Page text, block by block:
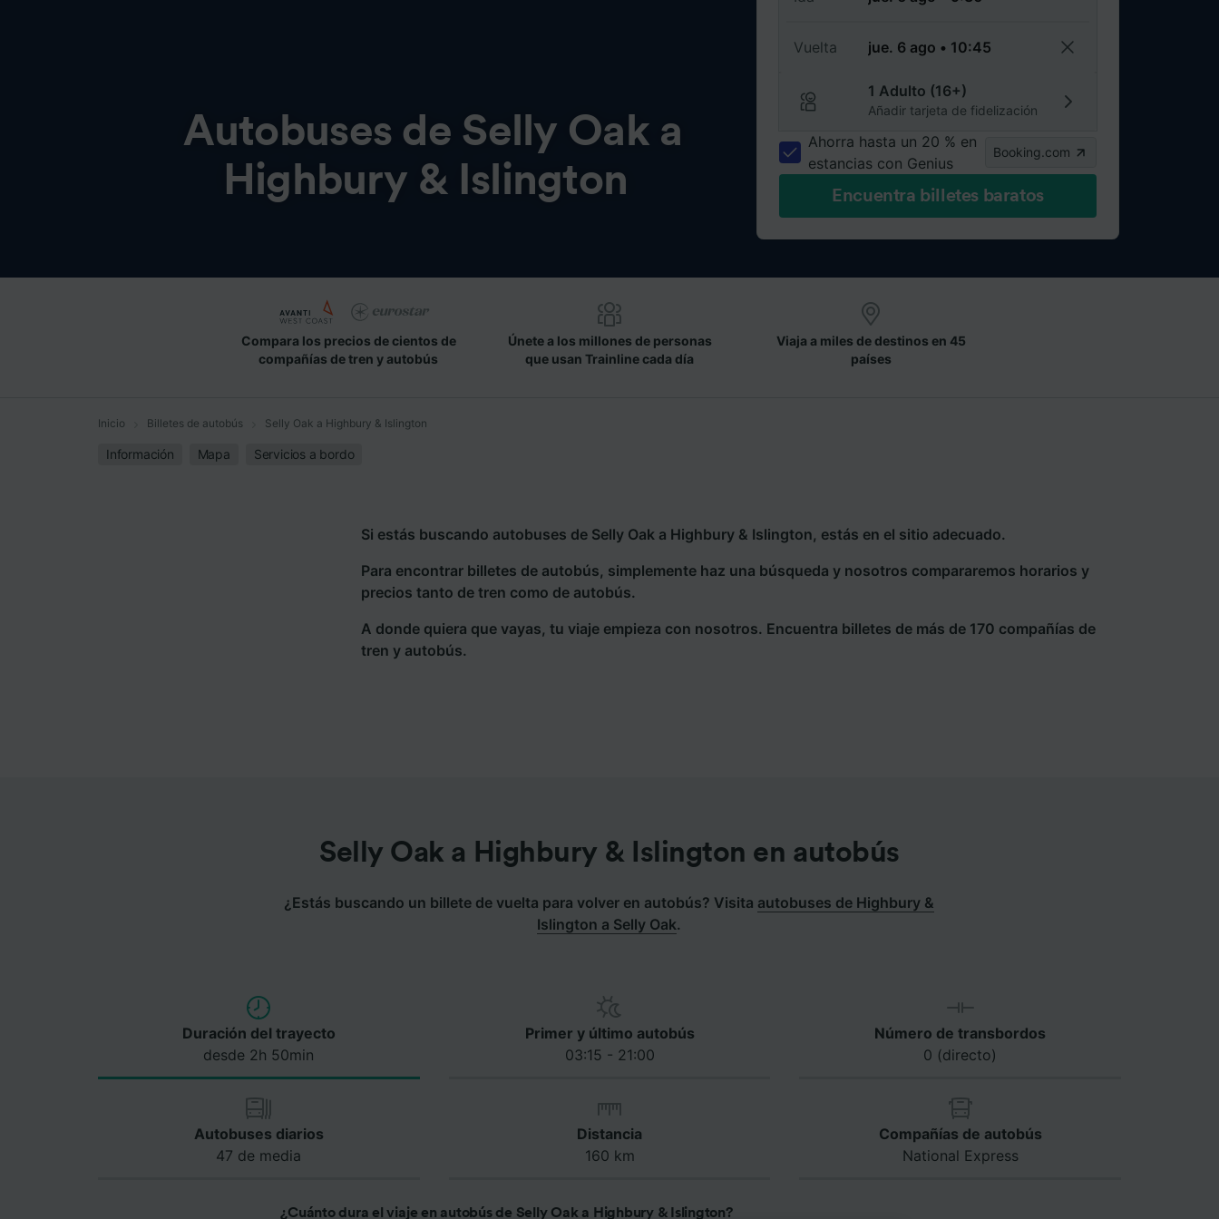
Autobuses de Selly Oak a
Highbury & Islington
Vuelta
1 Adulto (16+)
Añadir tarjeta de fidelización
Ahorra hasta un 20 % en
estancias con Genius
Booking.com
Encuentra billetes baratos
Compara los precios de cientos de
compañías de tren y autobús
Únete a los millones de personas
que usan Trainline cada día
Viaja a miles de destinos en 45
países
Inicio Billetes de autobús Selly Oak a Highbury & Islington
Información Mapa Servicios a bordo
Si estás buscando autobuses de Selly Oak a Highbury & Islington, estás en el sitio adecuado.
Para encontrar billetes de autobús, simplemente haz una búsqueda y nosotros compararemos horarios y
precios tanto de tren como de autobús.
A donde quiera que vayas, tu viaje empieza con nosotros. Encuentra billetes de más de 170 compañías de
tren y autobús.
Selly Oak a Highbury & Islington en autobús
¿Estás buscando un billete de vuelta para volver en autobús? Visita autobuses de Highbury &
Islington a Selly Oak.
Duración del trayecto
desde 2h 50min
Primer y último autobús
03:15 - 21:00
Número de transbordos
0 (directo)
Autobuses diarios
47 de media
Distancia
160 km
Compañías de autobús
National Express
¿Cuánto dura el viaje en autobús de Selly Oak a Highbury & Islington?